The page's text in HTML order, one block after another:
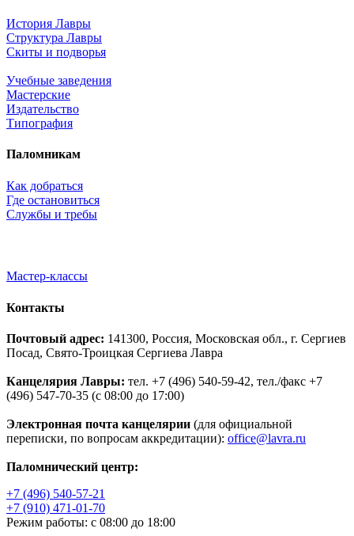
История Лавры
Структура Лавры
Скиты и подворья
Учебные заведения
Мастерские
Издательство
Типография
Паломникам
Как добраться
Где остановиться
Службы и требы
Мастер-классы
Контакты
Почтовый адрес: 141300, Россия, Московская обл., г. Сергиев
Посад, Свято-Троицкая Сергиева Лавра
Канцелярия Лавры: тел. +7 (496) 540-59-42, тел./факс +7
(496) 547-70-35 (с 08:00 до 17:00)
Электронная почта канцелярии (для официальной
переписки, по вопросам аккредитации): office@lavra.ru
Паломнический центр:
+7 (496) 540-57-21
+7 (910) 471-01-70
Режим работы: с 08:00 до 18:00